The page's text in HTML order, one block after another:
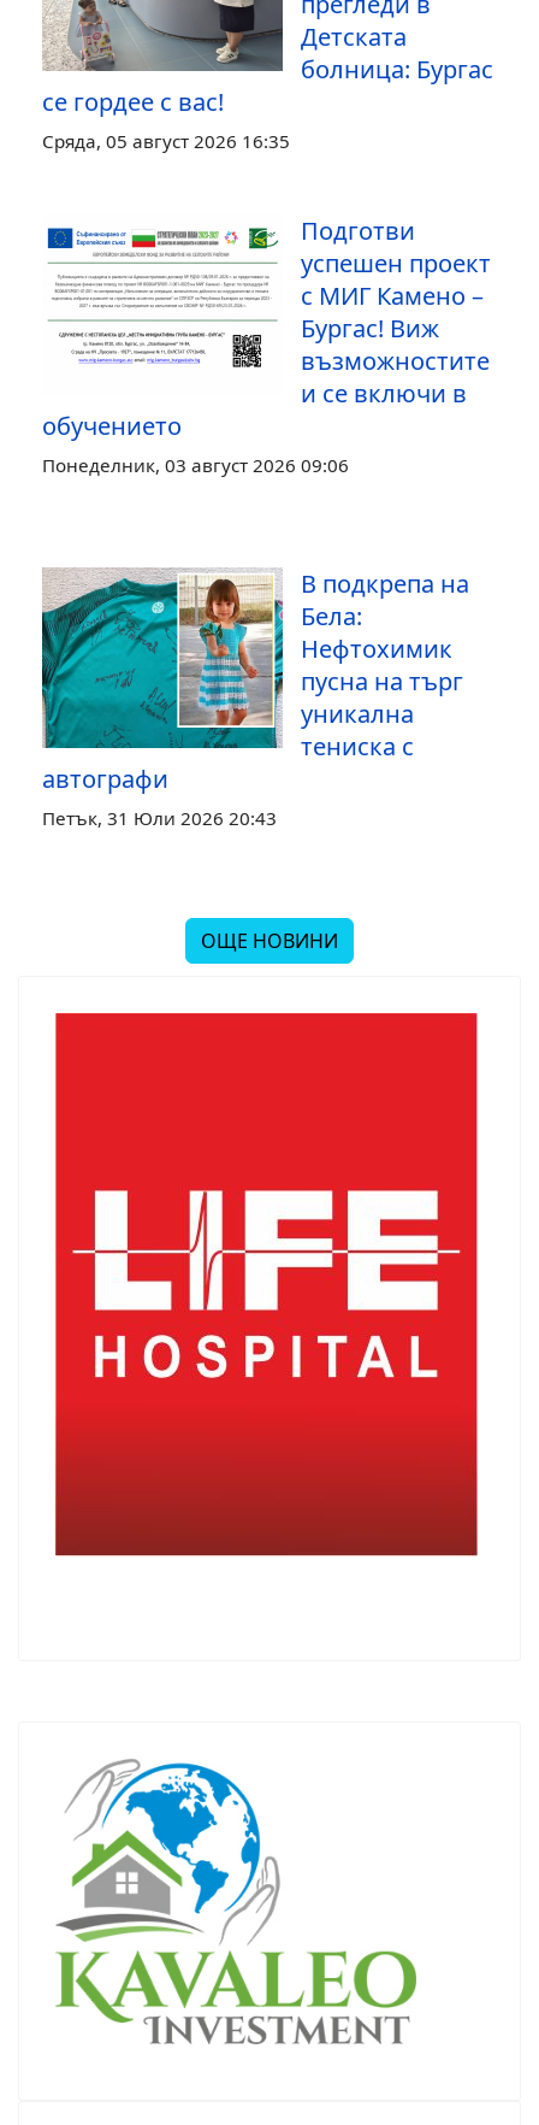
Детската
болница: Бургас
се гордее с вас!
Сряда, 05 август 2026 16:35
Подготви
успешен проект
с МИГ Камено –
Бургас! Виж
възможностите
и се включи в
обучението
Понеделник, 03 август 2026 09:06
В подкрепа на
Бела:
Нефтохимик
пусна на търг
уникална
тениска с
автографи
Петък, 31 Юли 2026 20:43
ОЩЕ НОВИНИ